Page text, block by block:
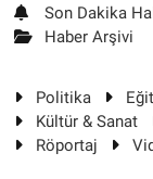
Son Dakika
Haber Arşivi
Politika
Kültür & Sanat
Röportaj